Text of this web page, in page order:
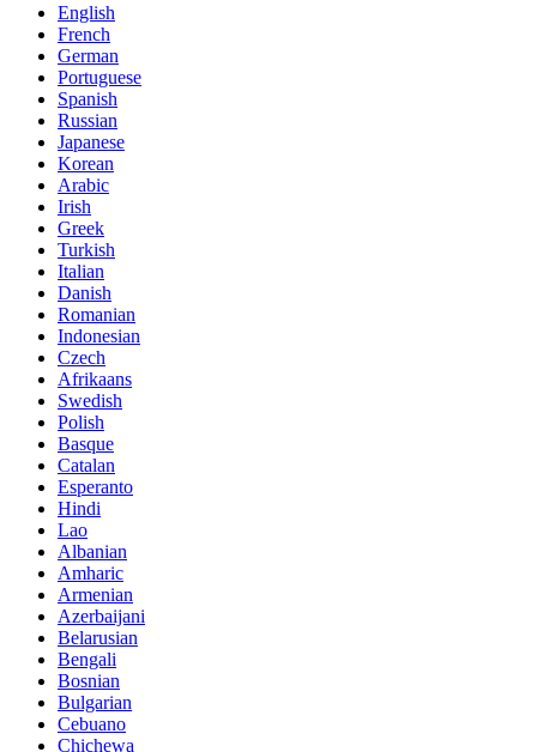
English
French
German
Portuguese
Spanish
Russian
Japanese
Korean
Arabic
Irish
Greek
Turkish
Italian
Danish
Romanian
Indonesian
Czech
Afrikaans
Swedish
Polish
Basque
Catalan
Esperanto
Hindi
Lao
Albanian
Amharic
Armenian
Azerbaijani
Belarusian
Bengali
Bosnian
Bulgarian
Cebuano
Chichewa